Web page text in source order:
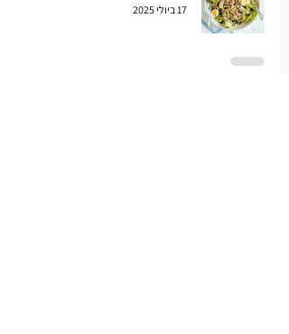
17 ביולי 2025